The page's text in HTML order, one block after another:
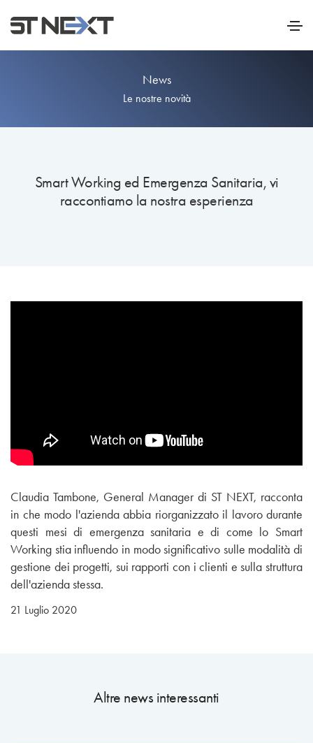
News
Le nostre novità
Smart Working ed Emergenza Sanitaria, vi
raccontiamo la nostra esperienza
Claudia Tambone, General Manager di ST NEXT, racconta
in che modo l'azienda abbia riorganizzato il lavoro durante
questi mesi di emergenza sanitaria e di come lo Smart
Working stia influendo in modo significativo sulle modalità di
gestione dei progetti, sui rapporti con i clienti e sulla struttura
dell'azienda stessa.
21 Luglio 2020
Altre news interessanti